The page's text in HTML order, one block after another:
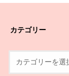
カテゴリー